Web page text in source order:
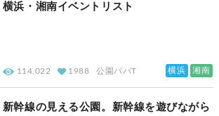
横浜・湘南イベントリスト
114,022 1988 公園パパT 横浜 湘南
新幹線の見える公園。新幹線を遊びながら